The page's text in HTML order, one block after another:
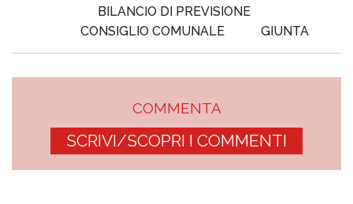
BILANCIO DI PREVISIONE
CONSIGLIO COMUNALE
GIUNTA
COMMENTA
SCRIVI/SCOPRI I COMMENTI